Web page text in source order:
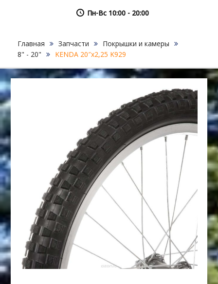
Пн-Вс 10:00 - 20:00
Главная Запчасти
Покрышки и камеры
8" - 20"
KENDA 20″х2,25 K929